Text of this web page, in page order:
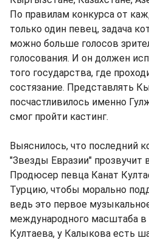
По правилам конкурса от
только один певец, задача
можно больше голосов
голосования. И он должен
того государства, где
состязание. Представлять
посчастливилось именно
смог пройти кастинг.
Выяснилось, что последний
"Звезды Евразии" прозвучит
Продюсер певца Канат
Турцию, чтобы морально
ведь это первое
международного масштаба
Култаева, у Калыкова есть